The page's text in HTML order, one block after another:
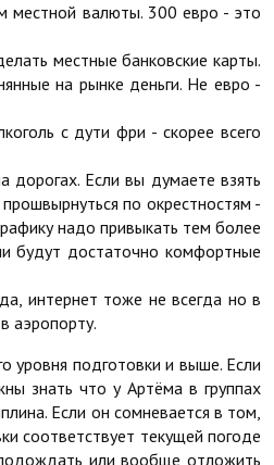
местной валюты. 300 евро - это
местные банковские карты.
на рынке деньги. Не евро -
с дути фри - скорее всего
Если вы думаете взять
по окрестностям -
надо привыкать тем более
будут достаточно комфортные
интернет тоже не всегда но в
аэропорту.
уровня подготовки и выше. Если
знать что у Артёма в группах
Если он сомневается в том,
соответствует текущей погоде
или вообще отложить